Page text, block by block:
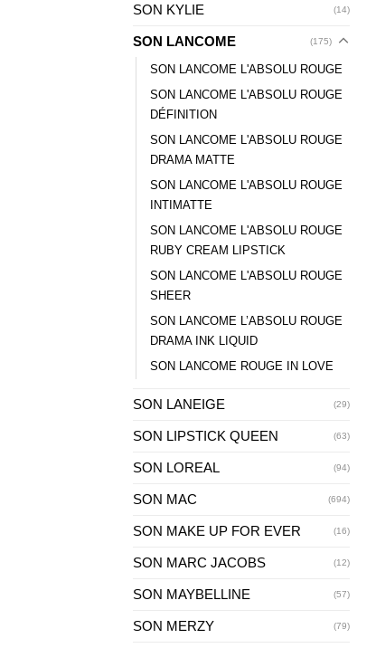
SON KYLIE (14)
SON LANCOME (175)
SON LANCOME L'ABSOLU ROUGE
SON LANCOME L'ABSOLU ROUGE
DÉFINITION
SON LANCOME L'ABSOLU ROUGE
DRAMA MATTE
SON LANCOME L'ABSOLU ROUGE
INTIMATTE
SON LANCOME L'ABSOLU ROUGE
RUBY CREAM LIPSTICK
SON LANCOME L'ABSOLU ROUGE
SHEER
SON LANCOME L’ABSOLU ROUGE
DRAMA INK LIQUID
SON LANCOME ROUGE IN LOVE
SON LANEIGE (29)
SON LIPSTICK QUEEN (63)
SON LOREAL (94)
SON MAC (694)
SON MAKE UP FOR EVER (16)
SON MARC JACOBS (12)
SON MAYBELLINE (57)
SON MERZY (79)